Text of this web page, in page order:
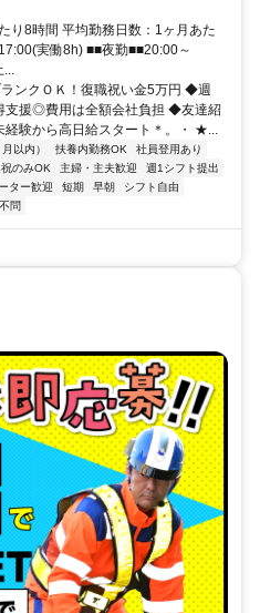
り8時間 平均勤務日数：1ヶ月あた
実働8h) ■■夜勤■■20:00～
...
ンクＯＫ！復職祝い金5万円 ◆週
支援◎費用は全額会社負担 ◆友達紹
経験から高日給スタート＊。・ ★...
以内） 扶養内勤務OK
社員登用あり
のみOK 主婦・主夫歓迎
週1シフト提出
ター歓迎 短期 早朝
シフト自由
問